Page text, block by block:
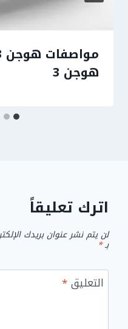
هوجن 3
اترك تعليقاً
لن يتم نشر عنوان بريدك
بـ*
التعليق*